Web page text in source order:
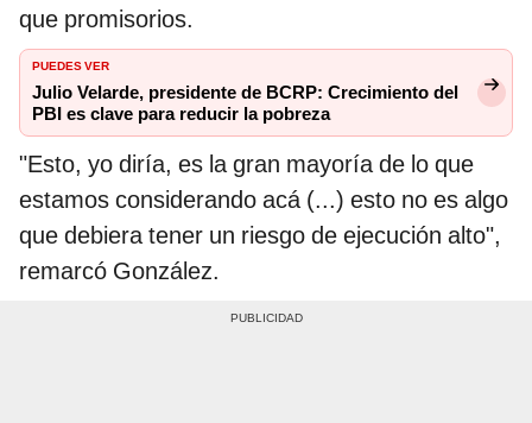
que promisorios.
PUEDES VER
Julio Velarde, presidente de BCRP: Crecimiento del
PBI es clave para reducir la pobreza
"Esto, yo diría, es la gran mayoría de lo que
estamos considerando acá (...) esto no es algo
que debiera tener un riesgo de ejecución alto",
remarcó González.